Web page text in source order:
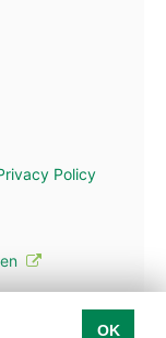
Policy
OK